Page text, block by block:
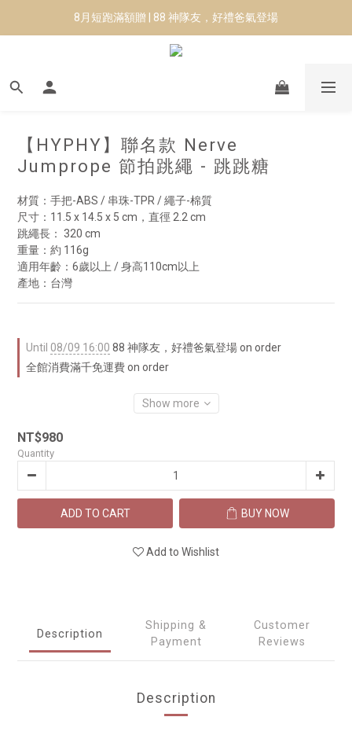
8月短跑滿額贈 | 88 神隊友，好禮爸氣登場
8月短跑滿額贈 | 88 神隊友，好禮爸氣登場
✨CURARING-韓國多功能深層按摩環｜新品預購88折！✨
Manduka-跟著青蛙去旅行｜快閃第二站-台南
【HYPHY】聯名款 Nerve
Jumprope 節拍跳繩 - 跳跳糖
材質：手把-ABS / 串珠-TPR / 繩子-棉質
尺寸：11.5 x 14.5 x 5 cm，直徑 2.2 cm
跳繩長： 320 cm
重量：約 116g
適用年齡：6歲以上 / 身高110cm以上
產地：台灣
Until 08/09 16:00 88 神隊友，好禮爸氣登場 on order
全館消費滿千免運費 on order
Show more
NT$980
Quantity
ADD TO CART BUY NOW
Add to Wishlist
Description
Shipping &
Payment
Customer
Reviews
Description